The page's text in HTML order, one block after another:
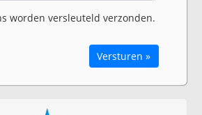
worden versleuteld verzonden.
Versturen »